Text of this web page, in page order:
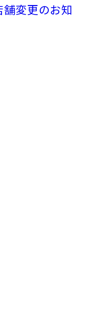
変更のお知